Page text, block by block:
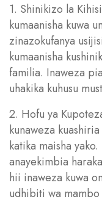
1. Shinikizo la
kumaanisha kuwa
zinazokufanya
kumaanisha
familia. Inaweza
uhakika kuhusu
2. Hofu ya
kunaweza
katika maisha
anayekimbia
hii inaweza kuwa
udhibiti wa mambo